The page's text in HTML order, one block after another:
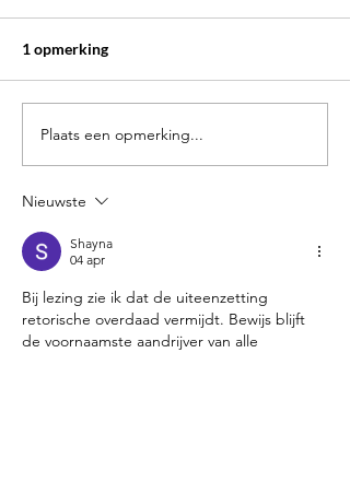
Symposion & S.V.K.
Dokkaebi Lezing
1 opmerking
Plaats een opmerking...
Nieuwste
Shayna
04 apr
Bij lezing zie ik dat de uiteenzetting
retorische overdaad vermijdt. Bewijs blijft
de voornaamste aandrijver van alle